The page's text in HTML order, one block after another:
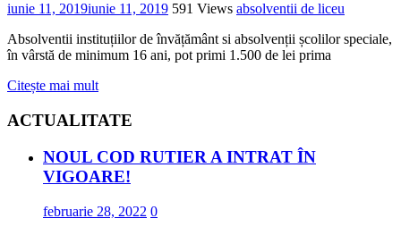
iunie 11, 2019iunie 11, 2019 591 Views absolventii de liceu
Absolventii instituțiilor de învățământ si absolvenții școlilor speciale,
în vârstă de minimum 16 ani, pot primi 1.500 de lei prima
Citește mai mult
ACTUALITATE
NOUL COD RUTIER A INTRAT ÎN
VIGOARE!
februarie 28, 2022 0